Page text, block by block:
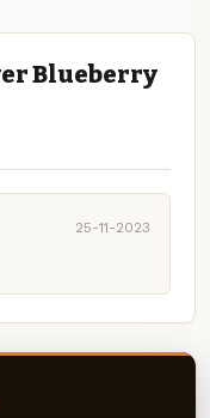
Blueberry
25-11-2023